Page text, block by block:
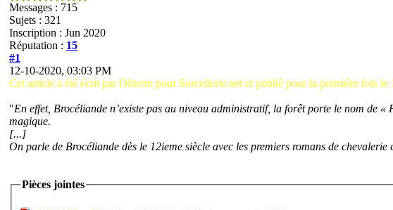
Messages : 715
Sujets : 321
Inscription : Jun 2020
Réputation : 15
#1
12-10-2020, 03:03 PM
Cet article a été écrit par Oliterre pour Sorcellerie.net et publié pour la première fois le
"En effet, Brocéliande n’existe pas au niveau administratif, la forêt porte le nom de
magique.
[...]
On parle de Brocéliande dès le 12ieme siècle avec les premiers romans de
Pièces jointes